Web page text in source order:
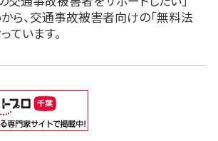
ら、交通事故被害者向けの「無料法
ています。